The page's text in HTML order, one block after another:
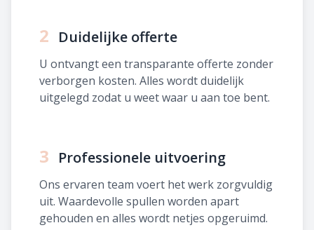
2 Duidelijke offerte
U ontvangt een transparante offerte zonder
verborgen kosten. Alles wordt duidelijk
uitgelegd zodat u weet waar u aan toe bent.
3 Professionele uitvoering
Ons ervaren team voert het werk zorgvuldig
uit. Waardevolle spullen worden apart
gehouden en alles wordt netjes opgeruimd.